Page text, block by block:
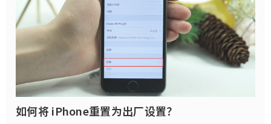
如何将 iPhone重置为出厂设置？